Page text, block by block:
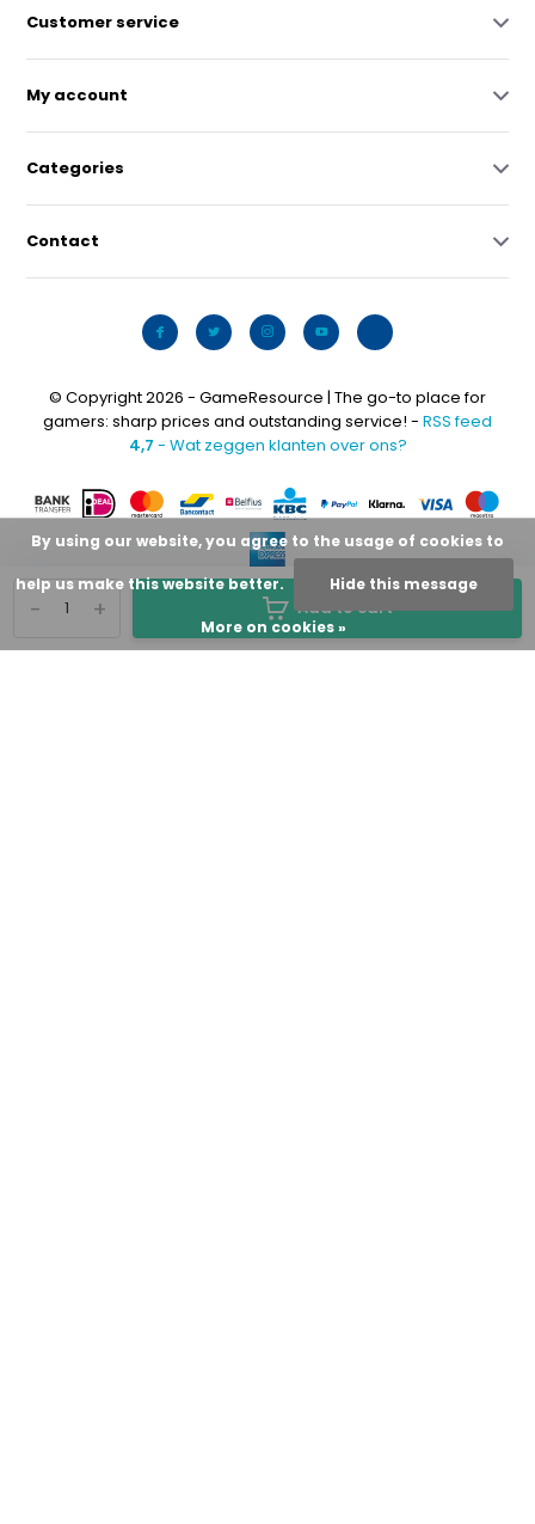
+
- Add to cart
Customer service
My account
Categories
Contact
© Copyright 2026 - GameResource | The go-to place for
gamers: sharp prices and outstanding service! - RSS feed
4,7 - Wat zeggen klanten over ons?
By using our website, you agree to the usage of cookies to
help us make this website better. Hide this message
More on cookies »